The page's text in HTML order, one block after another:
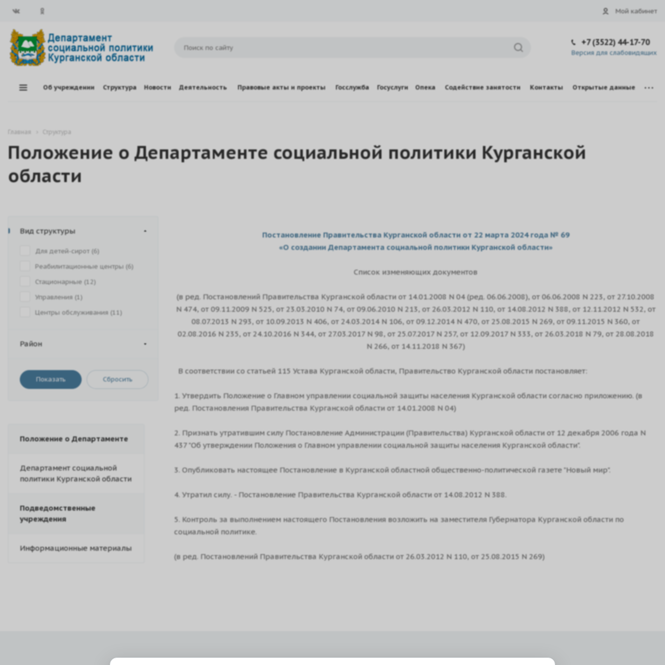
Мой кабинет
+7 (3522) 44-17-70
Версия для слабовидящих
Об учреждении Структура Новости Деятельность Правовые акты и проекты Госслужба Госуслуги Опека Содействие занятости Контакты Открытые данные
Главная Структура
Положение о Департаменте социальной политики Курганской
области
Вид структуры
Для детей-сирот (6)
Реабилитационные центры (6)
Стационарные (12)
Управления (1)
Центры обслуживания (11)
Район
Сбросить
Положение о Департаменте
Департамент социальной
политики Курганской области
Подведомственные
учреждения
Информационные материалы
Постановление Правительства Курганской области от 22 марта 2024 года № 69
«О создании Департамента социальной политики Курганской области»
Список изменяющих документов
(в ред. Постановлений Правительства Курганской области от 14.01.2008 N 04 (ред. 06.06.2008), от 06.06.2008 N 223, от 27.10.2008
N 474, от 09.11.2009 N 525, от 23.03.2010 N 74, от 09.06.2010 N 213, от 26.03.2012 N 110, от 14.08.2012 N 388, от 12.11.2012 N 532, от
08.07.2013 N 293, от 10.09.2013 N 406, от 24.03.2014 N 106, от 09.12.2014 N 470, от 25.08.2015 N 269, от 09.11.2015 N 360, от
02.08.2016 N 235, от 24.10.2016 N 344, от 27.03.2017 N 98, от 25.07.2017 N 257, от 12.09.2017 N 333, от 26.03.2018 N 79, от 28.08.2018
N 266, от 14.11.2018 N 367)
В соответствии со статьей 115 Устава Курганской области, Правительство Курганской области постановляет:
1. Утвердить Положение о Главном управлении социальной защиты населения Курганской области согласно приложению. (в
ред. Постановления Правительства Курганской области от 14.01.2008 N 04)
2. Признать утратившим силу Постановление Администрации (Правительства) Курганской области от 12 декабря 2006 года N
437 "Об утверждении Положения о Главном управлении социальной защиты населения Курганской области".
3. Опубликовать настоящее Постановление в Курганской областной общественно-политической газете "Новый мир".
4. Утратил силу. - Постановление Правительства Курганской области от 14.08.2012 N 388.
5. Контроль за выполнением настоящего Постановления возложить на заместителя Губернатора Курганской области по
социальной политике.
(в ред. Постановлений Правительства Курганской области от 26.03.2012 N 110, от 25.08.2015 N 269)